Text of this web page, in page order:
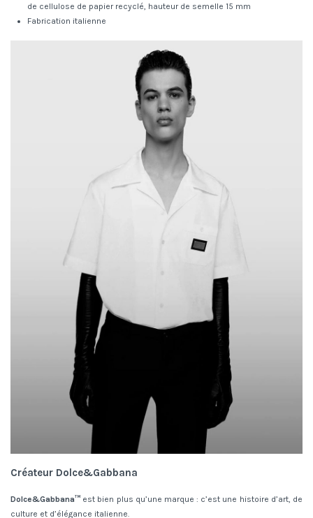
de cellulose de papier recyclé, hauteur de semelle 15 mm
Fabrication italienne
Créateur Dolce&Gabbana
Dolce&Gabbana™ est bien plus qu’une marque : c’est une histoire d’art, de
culture et d’élégance italienne.